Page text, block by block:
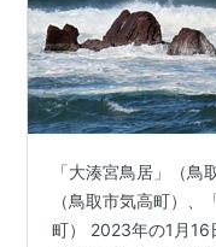
「大湊宮鳥居」（鳥
（鳥取市気高町）
町） 2023年の1月16